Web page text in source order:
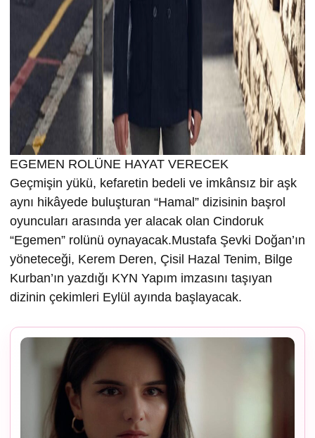
EGEMEN ROLÜNE HAYAT VERECEK
Geçmişin yükü, kefaretin bedeli ve imkânsız bir aşk
aynı hikâyede buluşturan “Hamal” dizisinin başrol
oyuncuları arasında yer alacak olan Cindoruk
“Egemen” rolünü oynayacak.Mustafa Şevki Doğan’ın
yöneteceği, Kerem Deren, Çisil Hazal Tenim, Bilge
Kurban’ın yazdığı KYN Yapım imzasını taşıyan
dizinin çekimleri Eylül ayında başlayacak.